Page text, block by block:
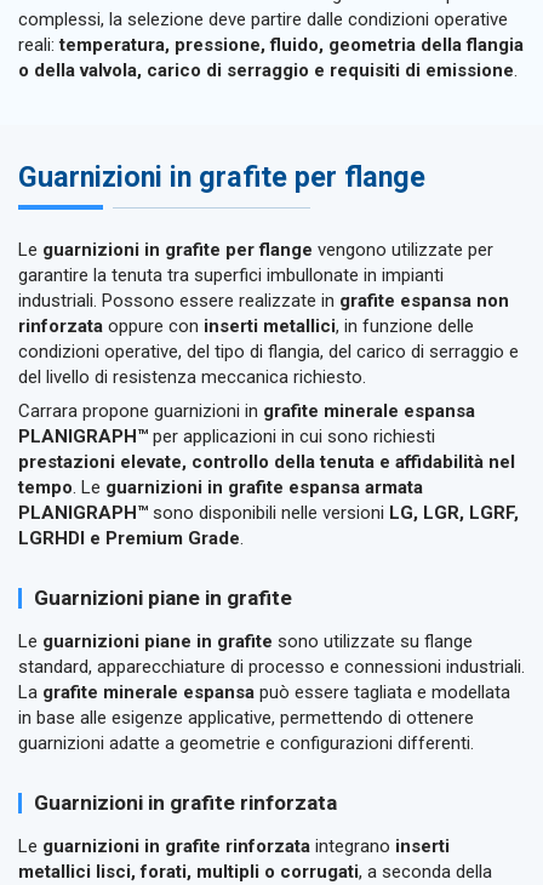
complessi, la selezione deve partire dalle condizioni operative
reali:temperatura, pressione, fluido, geometria della flangia
o della valvola, carico di serraggio e requisiti di emissione.
Guarnizioni in grafite per flange
Le guarnizioni in grafite per flange vengono utilizzate per
garantire la tenuta tra superfici imbullonate in impianti
industriali. Possono essere realizzate in grafite espansa non
rinforzata oppure con inserti metallici, in funzione delle
condizioni operative, del tipo di flangia, del carico di serraggio e
del livello di resistenza meccanica richiesto.
Carrara propone guarnizioni in grafite minerale espansa
PLANIGRAPH™ per applicazioni in cui sono richiesti
prestazioni elevate, controllo della tenuta e affidabilità nel
tempo. Le guarnizioni in grafite espansa armata
PLANIGRAPH™ sono disponibili nelle versioni LG, LGR, LGRF,
LGRHDI e Premium Grade.
Guarnizioni piane in grafite
Le guarnizioni piane in grafite sono utilizzate su flange
standard, apparecchiature di processo e connessioni industriali.
La grafite minerale espansa può essere tagliata e modellata
in base alle esigenze applicative, permettendo di ottenere
guarnizioni adatte a geometrie e configurazioni differenti.
Guarnizioni in grafite rinforzata
Le guarnizioni in grafite rinforzata integrano inserti
metallici lisci, forati, multipli o corrugati, a seconda della